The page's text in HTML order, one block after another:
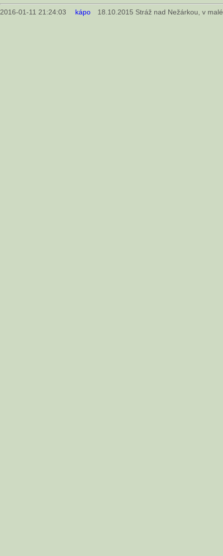
2016-01-11 21:24:03 kápo 18.10.2015 Stráž nad Nežárkou, v